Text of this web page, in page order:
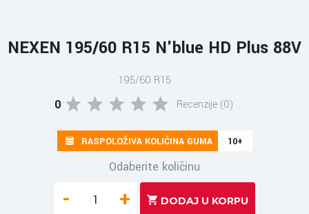
NEXEN 195/60 R15 N'blue HD Plus 88V
195/60 R15
0 Recenzije (0)
RASPOLOŽIVA KOLIČINA GUMA 10+
Odaberite količinu
- +